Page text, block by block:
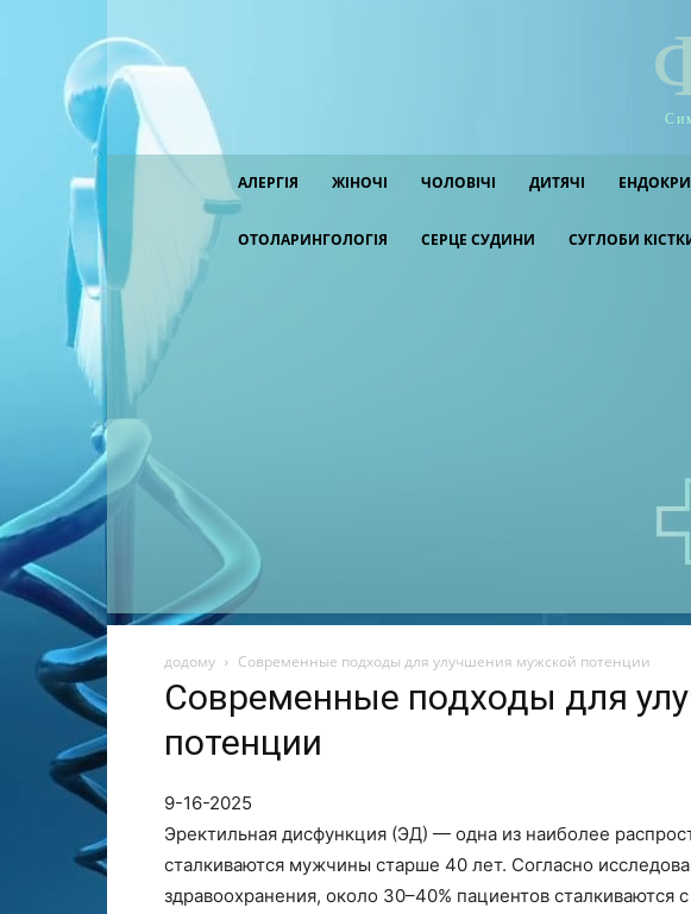
АЛЕРГІЯ ЖІНОЧІ ЧОЛОВІЧІ ДИТЯЧІ
ОТОЛАРИНГОЛОГІЯ СЕРЦЕ СУДИНИ СУГЛОБИ
додому Современные подходы для улучшения мужской потенции
Современные подходы для
потенции
9-16-2025
Эректильная дисфункция (ЭД) — одна из наиболее
сталкиваются мужчины старше 40 лет. Согласно
здравоохранения, около 30–40% пациентов